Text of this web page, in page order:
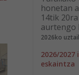
honetan
14tik
aurtengo
2026ko
2026/
eskaintza